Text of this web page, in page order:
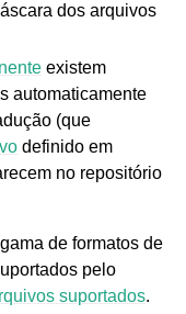
dos arquivos
existem
automaticamente
(que
definido em
no repositório
de formatos de
pelo
suportados.